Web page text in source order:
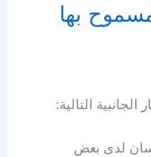
بها
التالية:
لدى بعض